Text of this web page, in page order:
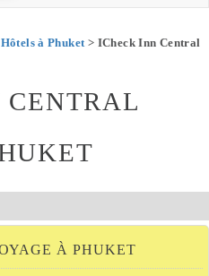
Hôtels à Phuket> ICheck Inn Central
À PHUKET